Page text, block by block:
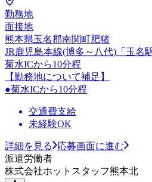
勤務地
面接地
熊本県玉名郡南関町肥猪
JR鹿児島本線(博多～八代)「玉名
菊水ICから10分程
【勤務地について補足】
●菊水ICから10分程
交通費支給
未経験OK
詳細を見る
応募画面に進む
派遣労働者
株式会社ホットスタッフ熊本北